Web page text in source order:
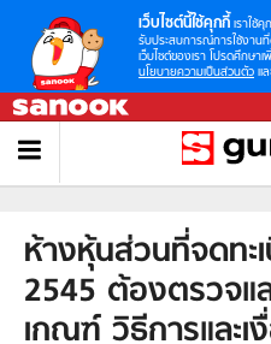
เว็บไซต์นี้ใช้คุกกี้ เราใช้คุ
รับประสบการณ์การใช้งาน
เว็บไซต์ของเรา โปรดศึกษาเ
นโยบายความเป็นส่วนตัว แล
ห้างหุ้นส่วนที่จดทะ
2545 ต้องตรวจแ
เกณฑ์ วิธีการและ